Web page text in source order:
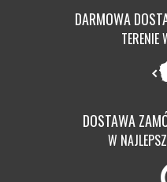
DARMOWA
TERENIE
DOSTAWA
W